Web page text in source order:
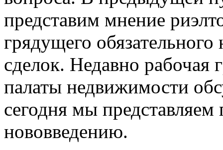
представим мнение
грядущего
сделок. Недавно рабочая
палаты недвижимости
сегодня мы
нововведению.